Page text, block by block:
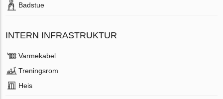
Badstue
INTERN INFRASTRUKTUR
Varmekabel
Treningsrom
Heis